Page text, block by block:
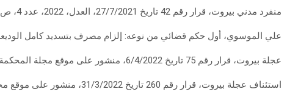
منفرد مدني بيروت، قرار رقم 42 تاريخ 27/7/2021، العدل، 2022، عدد 4، ص 1393 – 1395
علي الموسوي، أول حكم قضائي من نوعه: إلزام مصرف بتسديد كامل الوديعة
عجلة بيروت، قرار رقم 75 تاريخ 6/4/2022، منشور على موقع مجلة المحكمة عدد 23/4/2022
استئناف عجلة بيروت، قرار رقم 260 تاريخ 31/3/2022، منشور على موقع مجلة المحكمة عدد 23/4/2022